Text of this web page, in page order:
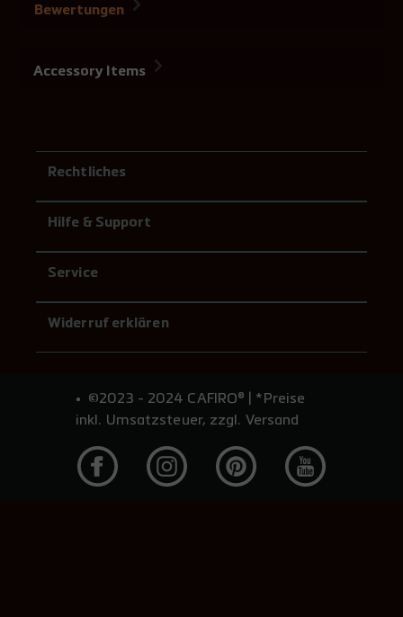
Bewertungen
Accessory Items
Rechtliches
Hilfe & Support
Service
Widerruf erklären
©2023 - 2024 CAFIRO® | *Preise
inkl. Umsatzsteuer, zzgl. Versand